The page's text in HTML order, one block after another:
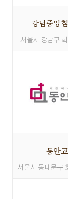
강남중앙
서울시 강남구
동안